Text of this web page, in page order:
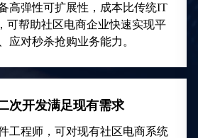
高弹性可扩展性，成本比传统IT
可帮助社区电商企业快速实现平
应对秒杀抢购业务能力。
次开发满足现有需求
工程师，可对现有社区电商系统